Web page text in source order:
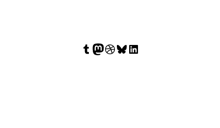
Tumblr Mastodon Dribbble Bluesky LinkedIn